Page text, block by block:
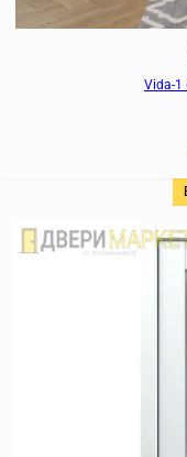
Vida-1